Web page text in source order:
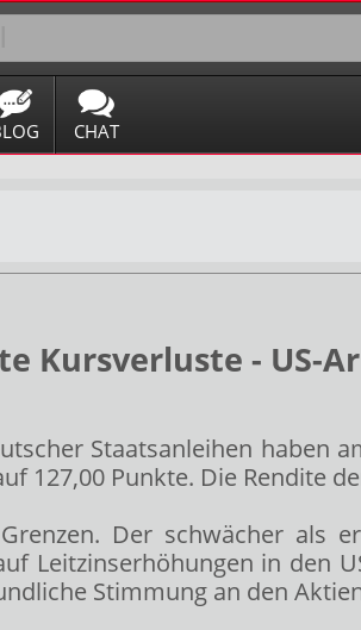
CHAT
Kursverluste -
Staatsanleihen
127,00 Punkte. Die Rendite
Der schwächer als
Leitzinserhöhungen in den
Stimmung an den